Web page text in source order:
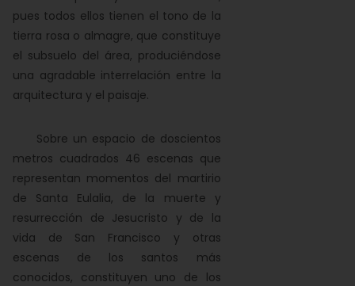
pues todos ellos tienen el tono de la
tierra rosa o almagre, que constituye
el subsuelo del área, produciéndose
una agradable interrelación entre la
arquitectura y el paisaje.
Sobre un espacio de doscientos
metros cuadrados 46 escenas que
representan momentos del martirio
de Santa Eulalia, de la muerte y
resurrección de Jesucristo y de la
vida de San Francisco y otras
escenas de los santos más
conocidos, constituyen uno de los